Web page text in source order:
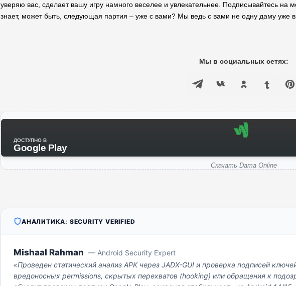
уверяю вас, сделает вашу игру намного веселее и увлекательнее. Подписывайтесь на
знает, может быть, следующая партия – уже с вами? Мы ведь с вами не одну даму уже
Мы в социальных сетях:
ДОСТУПНО В
Google Play
Скачать Dama Online
АНАЛИТИКА: SECURITY VERIFIED
Mishaal Rahman — Android Security Expert
«Проведен статический анализ APK через JADX-GUI и проверка подписей
вредоносных permissions, скрытых перехватов (hooking) или обращения к